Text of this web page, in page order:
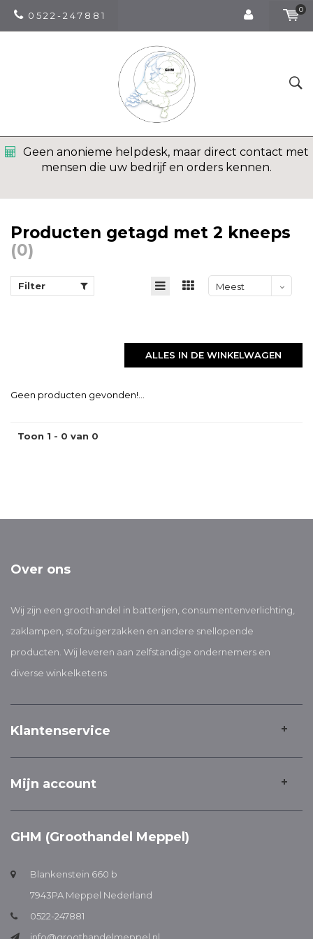
0 5 2 2 - 2 4 7 8 8 1
0
Geen anonieme helpdesk, maar direct contact met
mensen die uw bedrijf en orders kennen.
Producten getagd met 2 kneeps
(0)
Filter
Meest
ALLES IN DE WINKELWAGEN
Geen producten gevonden!...
Toon 1 - 0 van 0
Over ons
Wij zijn een groothandel in batterijen, consumentenverlichting,
zaklampen, stofzuigerzakken en andere snellopende
producten. Wij leveren aan zelfstandige ondernemers en
diverse winkelketens
Klantenservice
Mijn account
GHM (Groothandel Meppel)
Blankenstein 660 b
7943PA Meppel Nederland
0522-247881